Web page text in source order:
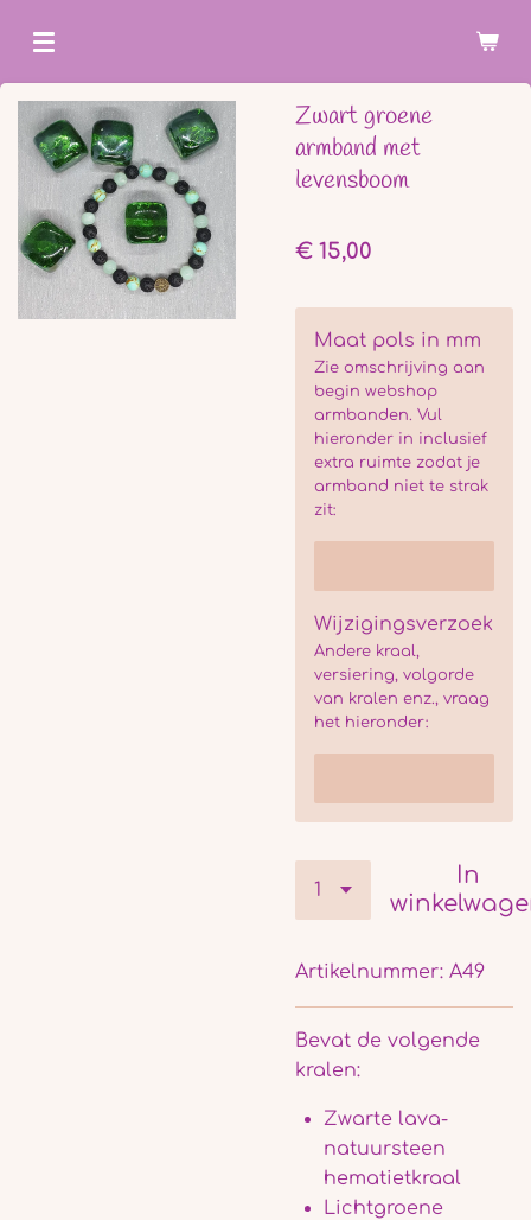
direct
naar
hoofdinhoud
Zwart groene
armband met
levensboom
€ 15,00
Maat pols in mm
Zie omschrijving aan
begin webshop
armbanden. Vul
hieronder in inclusief
extra ruimte zodat je
armband niet te strak
zit:
Wijzigingsverzoek
Andere kraal,
versiering, volgorde
van kralen enz., vraag
het hieronder:
In
Artikelnummer: A49
Bevat de volgende
kralen:
Zwarte lava-
natuursteen
hematietkraal
Lichtgroene